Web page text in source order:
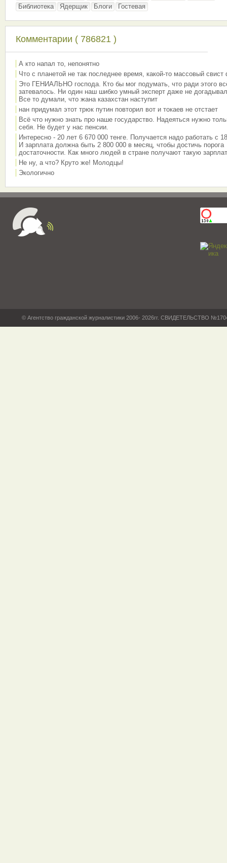
Библиотека
Ядерщик Блоги Гостевая
Комментарии ( 786821 )
А кто напал то, непонятно
Что с планетой не так последнее время, какой-то массовый свист
Это ГЕНИАЛЬНО господа. Кто бы мог подумать, что ради этого
затевалось. Ни один наш шибко умный эксперт даже не
Все то думали, что жана казахстан наступит
нан придумал этот трюк путин повторил вот и токаев не отстает
Всё что нужно знать про наше государство. Надеяться нужно
себя. Не будет у нас пенсии.
Интересно - 20 лет 6 670 000 тенге. Получается надо работать с
И зарплата должна быть 2 800 000 в месяц, чтобы достичь порога
достаточности. Как много людей в стране получают такую
Не ну, а что? Круто же! Молодцы!
Экологично
© Агентство гражданской журналистики 2006- 2026гг. СВИДЕТЕЛЬСТВО